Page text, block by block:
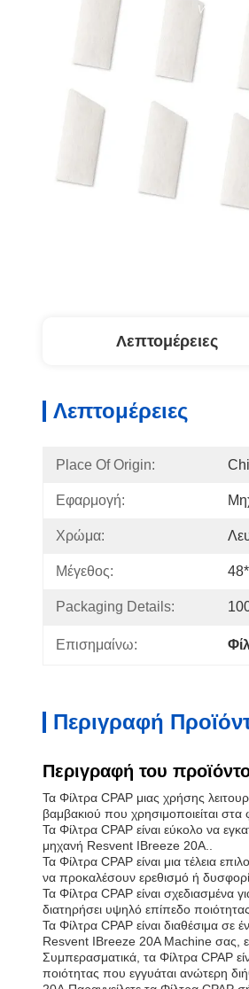
Λεπτομέρειες
Λεπτομέρειες
Place Of Origin:
Εφαρμογή:
Χρώμα:
Μέγεθος:
Packaging Details:
Επισημαίνω:
Περιγραφή
Περιγραφή του
Τα Φίλτρα CPAP μιας χρήσης
βαμβακιού που χρησιμοποιείται στα
Τα Φίλτρα CPAP είναι εύκολο να
μηχανή Resvent IBreeze 20A..
Τα Φίλτρα CPAP είναι μια τέλεια
να προκαλέσουν ερεθισμό ή
Τα Φίλτρα CPAP είναι σχεδιασμένα
διατηρήσει υψηλό επίπεδο
Τα Φίλτρα CPAP είναι διαθέσιμα σε
Resvent IBreeze 20A Machine σας,
Συμπερασματικά, τα Φίλτρα CPAP
ποιότητας που εγγυάται ανώτερη